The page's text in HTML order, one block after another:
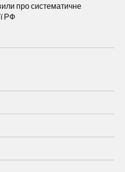
про систематичне
РФ